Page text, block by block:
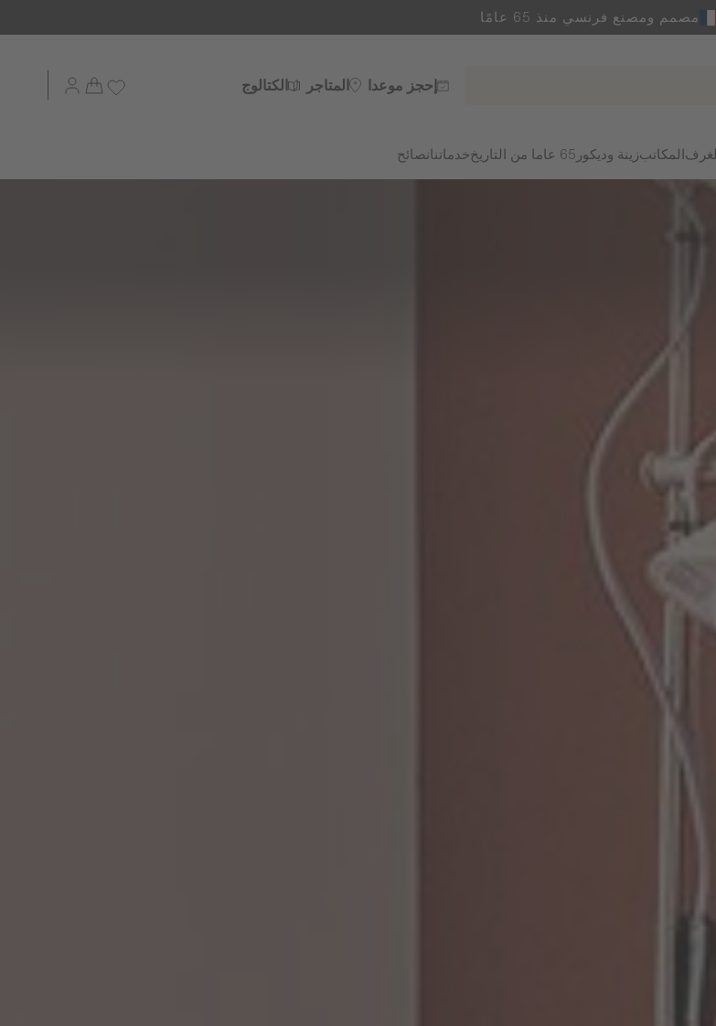
مصمم ومصنع فرنسي منذ 65 عامًا
إحجز موعدا المتاجر الكتالوج
الغرف المكاتبزينة وديكور 65 عاما من التاريخ خدماتنا نصائح